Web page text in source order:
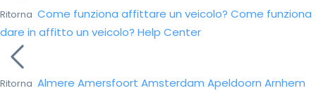
Ritorna Come funziona affittare un veicolo? Come funziona
dare in affitto un veicolo? Help Center
Ritorna Almere Amersfoort Amsterdam Apeldoorn Arnhem